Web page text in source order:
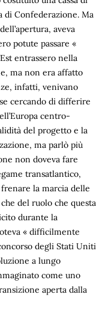
di Confederazione. Ma
aveva
potute passare «
entrassero nella
ma non era affatto
infatti, venivano
cercando di differire
centro-
del progetto e la
ma parlò più
non doveva fare
transatlantico,
la marcia delle
del ruolo che questa
durante la
« difficilmente
degli Stati Uniti
a lungo
come uno
aperta dalla